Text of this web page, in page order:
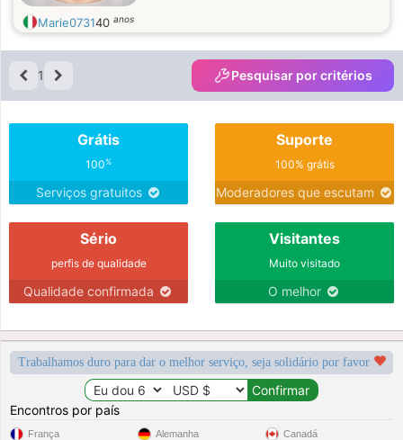
Marie073140 anos
1 Pesquisar por critérios
Grátis
100%
Serviços gratuitos
Suporte
100% grátis
Moderadores que escutam
Sério
perfis de qualidade
Qualidade confirmada
Visitantes
Muito visitado
O melhor
Trabalhamos duro para dar o melhor serviço, seja solidário por favor
Encontros por país
França Alemanha Canadá